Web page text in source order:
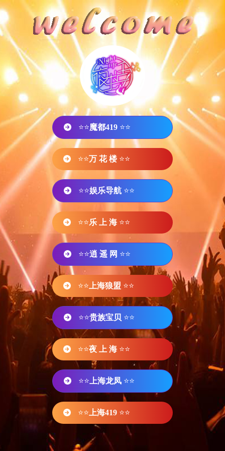
⭐⭐魔都419 ⭐⭐
⭐⭐万 花 楼 ⭐⭐
⭐⭐娱乐导航 ⭐⭐
⭐⭐乐 上 海 ⭐⭐
⭐⭐逍 遥 网 ⭐⭐
⭐⭐ 上海狼盟 ⭐⭐
⭐⭐贵族宝贝 ⭐⭐
⭐⭐夜 上 海 ⭐⭐
⭐⭐ 上海龙凤 ⭐⭐
⭐⭐ 上海419 ⭐⭐